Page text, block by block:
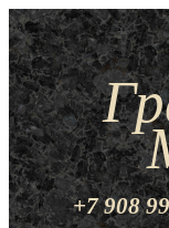
+7 908